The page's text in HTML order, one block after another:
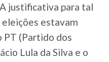
justificativa para tal
estavam
PT (Partido dos
Lula da Silva e o